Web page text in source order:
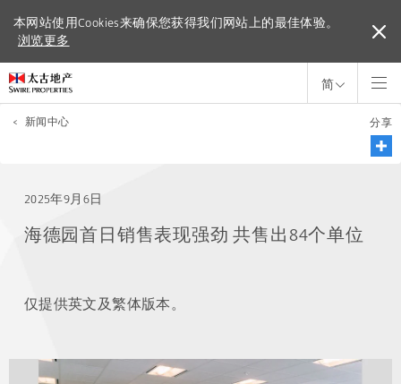
本网站使用Cookies来确保您获得我们网站上的最佳体验。
浏览更多
本网站使用Cookies来确保您获得我们网站上的最佳体验。
浏览更多
简
< 新闻中心 分享
2025年9月6日
海德园首日销售表现强劲 共售出84个单位
仅提供英文及繁体版本。